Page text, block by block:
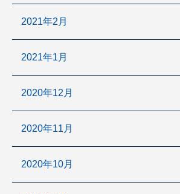
2021年2月
2021年1月
2020年12月
2020年11月
2020年10月